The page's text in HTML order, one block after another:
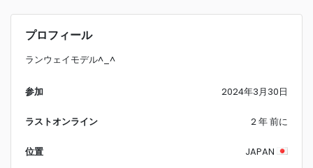
プロフィール
ランウェイモデル^_^
参加 2024年3月30日
ラストオンライン 2 年 前に
位置 JAPAN